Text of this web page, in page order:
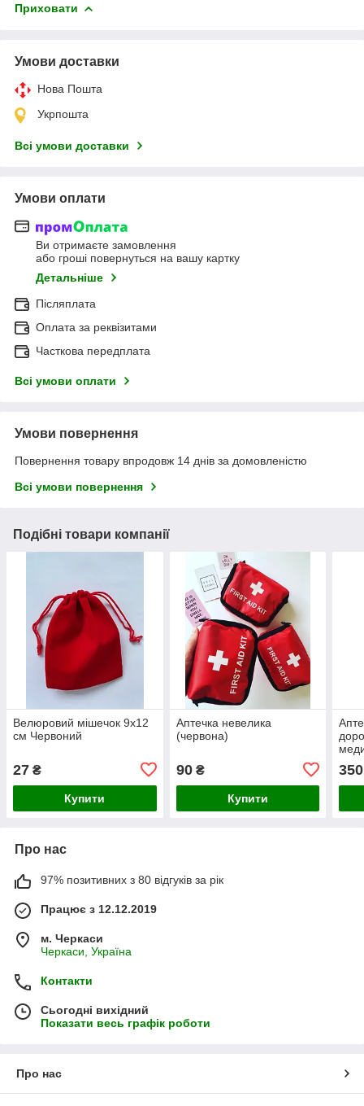
Приховати
Умови доставки
Нова Пошта
Укрпошта
Всі умови доставки
Умови оплати
Ви отримаєте замовлення
або гроші повернуться на вашу картку
Детальніше
Післяплата
Оплата за реквізитами
Часткова передплата
Всі умови оплати
Умови повернення
Повернення товару впродовж 14 днів за домовленістю
Всі умови повернення
Подібні товари компанії
Велюровий мішечок 9х12
см Червоний
27 ₴
Купити
Аптечка невелика
(червона)
90₴
Купити
350
Про нас
97% позитивних з 80 відгуків за рік
Працює з 12.12.2019
м. Черкаси
Черкаси, Україна
Контакти
Сьогодні вихідний
Показати весь графік роботи
Про нас